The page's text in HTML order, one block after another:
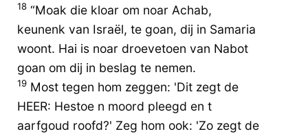
18 “Moak die kloar om noar Achab,
keunenk van Israël, te goan, dij in Samaria
woont. Hai is noar droevetoen van Nabot
goan om dij in beslag te nemen.
19 Most tegen hom zeggen: 'Dit zegt de
HEER: Hestoe n moord pleegd en t
aarfgoud roofd?' Zeg hom ook: 'Zo zegt de